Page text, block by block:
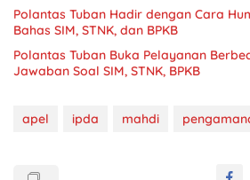
Polantas Tuban Hadir dengan Cara
Bahas SIM, STNK, dan BPKB
Polantas Tuban Buka Pelayanan
Jawaban Soal SIM, STNK, BPKB
apel ipda mahdi